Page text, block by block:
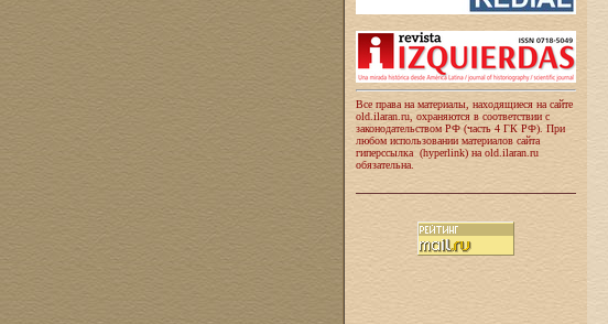
Все права на материалы, находящиеся на сайте
old.ilaran.ru, охраняются в соответствии с
законодательством РФ (часть 4 ГК РФ). При
любом использовании материалов сайта
гиперссылка (hyperlink) на old.ilaran.ru
обязательна.